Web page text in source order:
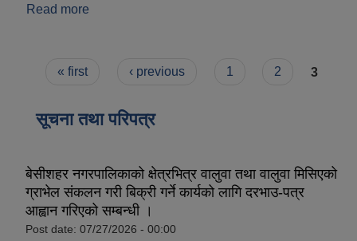
Read more
Pages
« first ‹ previous 1 2 3
सूचना तथा परिपत्र
बेसीशहर नगरपालिकाको क्षेत्रभित्र वालुवा तथा वालुवा मिसिएको
ग्राभेल संकलन गरी बिक्री गर्ने कार्यको लागि दरभाउ-पत्र
आह्वान गरिएको सम्बन्धी ।
Post date: 07/27/2026 - 00:00